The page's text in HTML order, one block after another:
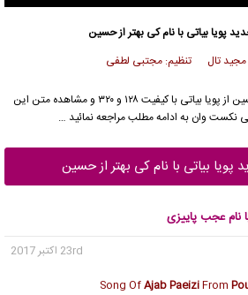
پویا بیاتی با نام کی بهتر از حسین
: مجید تال تنظیم: مجتبی لطفی
از پویا بیاتی
با کیفیت ۱۲۸ و ۳۲۰ و مشاهده متن این
نکست وان به ادامه مطلب مراجعه نمائید …
پویا بیاتی با نام کی بهتر از حسین
نام عجب پاییزی
23rd اکتبر 2017
Song OfAjab PaeiziFrom